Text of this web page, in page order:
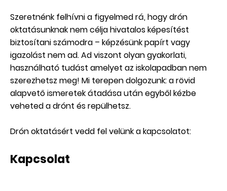
Szeretnénk felhívni a figyelmed rá, hogy drón
oktatásunknak nem célja hivatalos képesítést
biztosítani számodra – képzésünk papírt vagy
igazolást nem ad. Ad viszont olyan gyakorlati,
használható tudást amelyet az iskolapadban nem
szerezhetsz meg! Mi terepen dolgozunk: a rövid
alapvető ismeretek átadása után egyből kézbe
veheted a drónt és repülhetsz.
Drón oktatásért vedd fel velünk a kapcsolatot:
Kapcsolat